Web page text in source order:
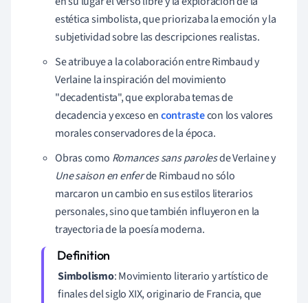
estética simbolista, que priorizaba la emoción y la
subjetividad sobre las descripciones realistas.
Se atribuye a la colaboración entre Rimbaud y
Verlaine la inspiración del movimiento
"decadentista", que exploraba temas de
decadencia y exceso encontrastecon los valores
morales conservadores de la época.
Obras como Romances sans parolesde Verlaine y
Une saison en enferde Rimbaud no sólo
marcaron un cambio en sus estilos literarios
personales, sino que también influyeron en la
trayectoria de la poesía moderna.
Simbolismo: Movimiento literario y artístico de
finales del siglo XIX, originario de Francia, que